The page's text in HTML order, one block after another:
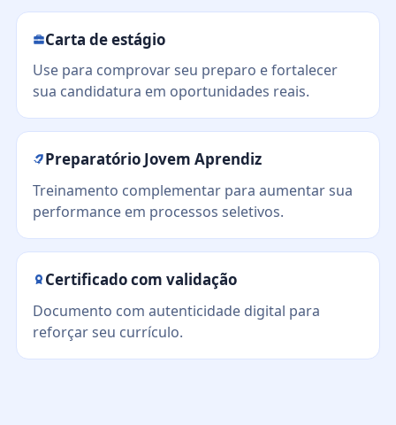
Carta de estágio
Use para comprovar seu preparo e fortalecer
sua candidatura em oportunidades reais.
Preparatório Jovem Aprendiz
Treinamento complementar para aumentar sua
performance em processos seletivos.
Certificado com validação
Documento com autenticidade digital para
reforçar seu currículo.